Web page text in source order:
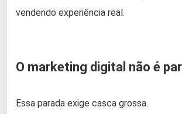
vendendo experiência real.
O marketing digital não é
Essa parada exige casca grossa.